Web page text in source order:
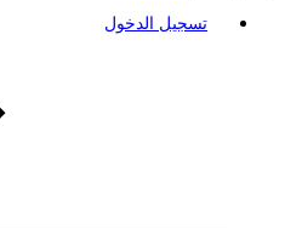
تسجيل الدخول